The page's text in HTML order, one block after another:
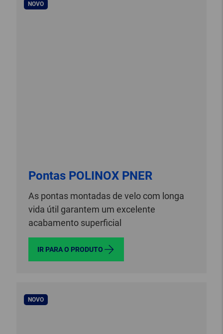
NOVO
Pontas POLINOX PNER
As pontas montadas de velo com longa
vida útil garantem um excelente
acabamento superficial
IR PARA O PRODUTO
NOVO